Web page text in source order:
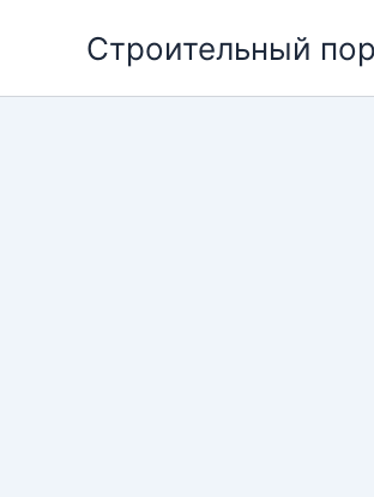
Строительный